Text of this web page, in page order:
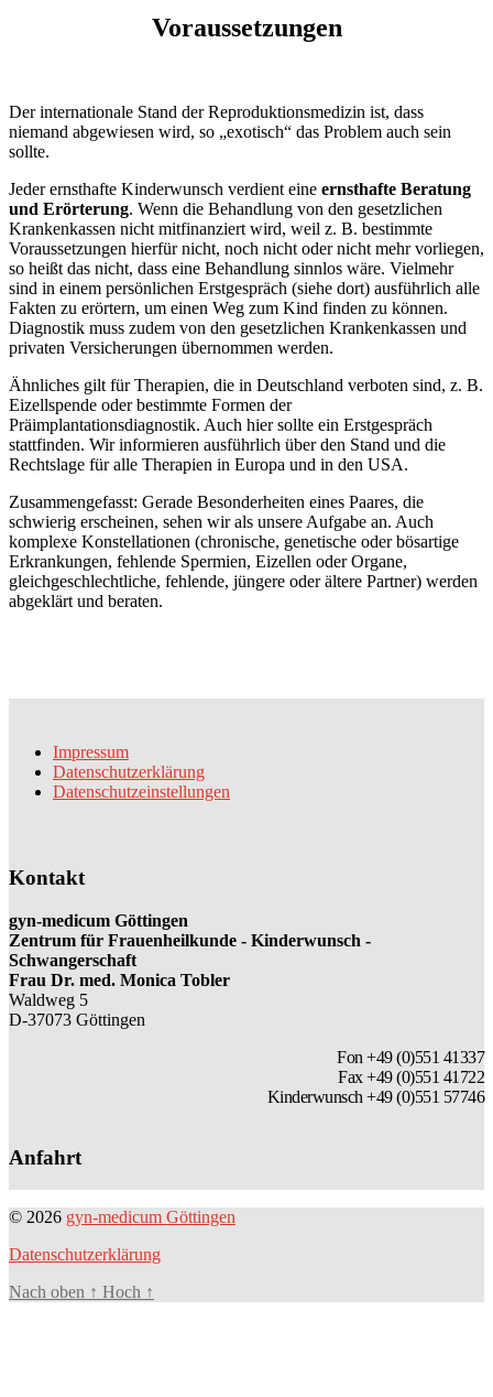
Voraussetzungen
Der internationale Stand der Reproduktionsmedizin ist, dass
niemand abgewiesen wird, so „exotisch“ das Problem auch sein
sollte.
Jeder ernsthafte Kinderwunsch verdient eine ernsthafte Beratung
und Erörterung. Wenn die Behandlung von den gesetzlichen
Krankenkassen nicht mitfinanziert wird, weil z. B. bestimmte
Voraussetzungen hierfür nicht, noch nicht oder nicht mehr vorliegen,
so heißt das nicht, dass eine Behandlung sinnlos wäre. Vielmehr
sind in einem persönlichen Erstgespräch (siehe dort) ausführlich alle
Fakten zu erörtern, um einen Weg zum Kind finden zu können.
Diagnostik muss zudem von den gesetzlichen Krankenkassen und
privaten Versicherungen übernommen werden.
Ähnliches gilt für Therapien, die in Deutschland verboten sind, z. B.
Eizellspende oder bestimmte Formen der
Präimplantationsdiagnostik. Auch hier sollte ein Erstgespräch
stattfinden. Wir informieren ausführlich über den Stand und die
Rechtslage für alle Therapien in Europa und in den USA.
Zusammengefasst: Gerade Besonderheiten eines Paares, die
schwierig erscheinen, sehen wir als unsere Aufgabe an. Auch
komplexe Konstellationen (chronische, genetische oder bösartige
Erkrankungen, fehlende Spermien, Eizellen oder Organe,
gleichgeschlechtliche, fehlende, jüngere oder ältere Partner) werden
abgeklärt und beraten.
Impressum
Datenschutzerklärung
Datenschutzeinstellungen
Kontakt
gyn-medicum Göttingen
Zentrum für Frauenheilkunde - Kinderwunsch -
Schwangerschaft
Frau Dr. med. Monica Tobler
Waldweg 5
D-37073 Göttingen
Fon +49 (0)551 41337
Fax +49 (0)551 41722
Kinderwunsch +49 (0)551 57746
Anfahrt
© 2026 gyn-medicum Göttingen
Datenschutzerklärung
Nach oben ↑ Hoch ↑